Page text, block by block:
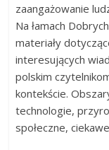
zaangażowanie
Na łamach
materiały
interesujących
polskim
kontekście.
technologie,
społeczne,